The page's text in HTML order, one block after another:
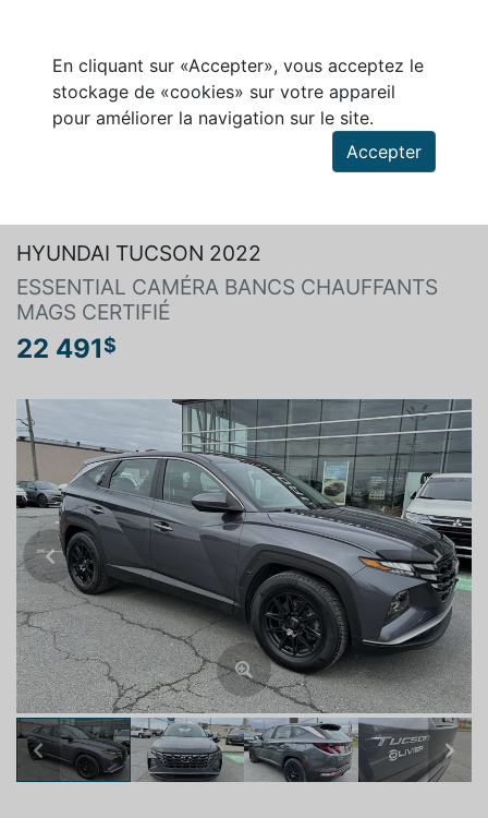
En cliquant sur «Accepter», vous acceptez le
stockage de «cookies» sur votre appareil
pour améliorer la navigation sur le site.
Accepter
HYUNDAI TUCSON 2022
ESSENTIAL CAMÉRA BANCS CHAUFFANTS
MAGS CERTIFIÉ
22 491$
Previous Next
Previous Next